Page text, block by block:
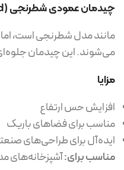
چیدمان عمودی شطرنجی (Vertical Stacked Bond)
مانند مدل شطرنجی است،
می‌شوند. این چیدمان
مزایا
افزایش حس ارتفاع
مناسب برای فضاهای باریک
ایده‌آل برای طراحی‌های
مناسب برای:آشپزخانه‌های